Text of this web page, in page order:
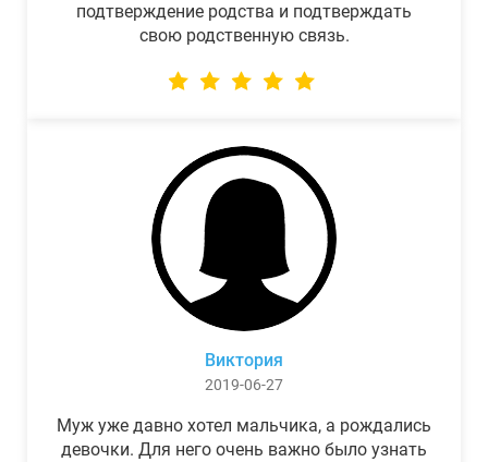
подтверждение родства и подтверждать
свою родственную связь.
Виктория
2019-06-27
Муж уже давно хотел мальчика, а рождались
девочки. Для него очень важно было узнать